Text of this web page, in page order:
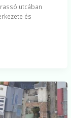
utcában
és